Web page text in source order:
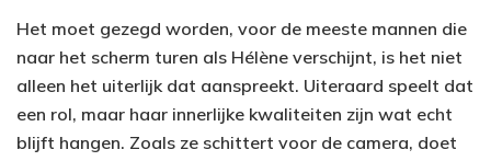
Het moet gezegd worden, voor de meeste mannen die
naar het scherm turen als Hélène verschijnt, is het niet
alleen het uiterlijk dat aanspreekt. Uiteraard speelt dat
een rol, maar haar innerlijke kwaliteiten zijn wat echt
blijft hangen. Zoals ze schittert voor de camera, doet